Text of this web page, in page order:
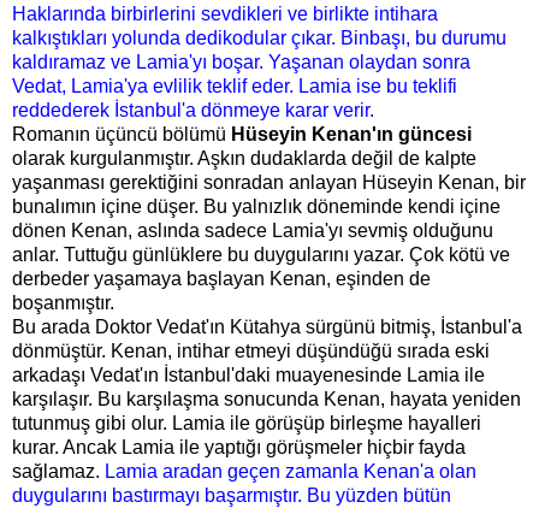
Haklarında birbirlerini sevdikleri ve birlikte intihara
kalkıştıkları yolunda dedikodular çıkar. Binbaşı, bu durumu
kaldıramaz ve Lamia'yı boşar. Yaşanan olaydan sonra
Vedat, Lamia'ya evlilik teklif eder. Lamia ise bu teklifi
reddederek İstanbul'a dönmeye karar verir.
Romanın üçüncü bölümü Hüseyin Kenan'ın güncesi
olarak kurgulanmıştır. Aşkın dudaklarda değil de kalpte
yaşanması gerektiğini sonradan anlayan Hüseyin Kenan, bir
bunalımın içine düşer. Bu yalnızlık döneminde kendi içine
dönen Kenan, aslında sadece Lamia'yı sevmiş olduğunu
anlar. Tuttuğu günlüklere bu duygularını yazar. Çok kötü ve
derbeder yaşamaya başlayan Kenan, eşinden de
boşanmıştır.
Bu arada Doktor Vedat'ın Kütahya sürgünü bitmiş, İstanbul'a
dönmüştür. Kenan, intihar etmeyi düşündüğü sırada eski
arkadaşı Vedat'ın İstanbul'daki muayenesinde Lamia ile
karşılaşır. Bu karşılaşma sonucunda Kenan, hayata yeniden
tutunmuş gibi olur. Lamia ile görüşüp birleşme hayalleri
kurar. Ancak Lamia ile yaptığı görüşmeler hiçbir fayda
sağlamaz. Lamia aradan geçen zamanla Kenan'a olan
duygularını bastırmayı başarmıştır. Bu yüzden bütün